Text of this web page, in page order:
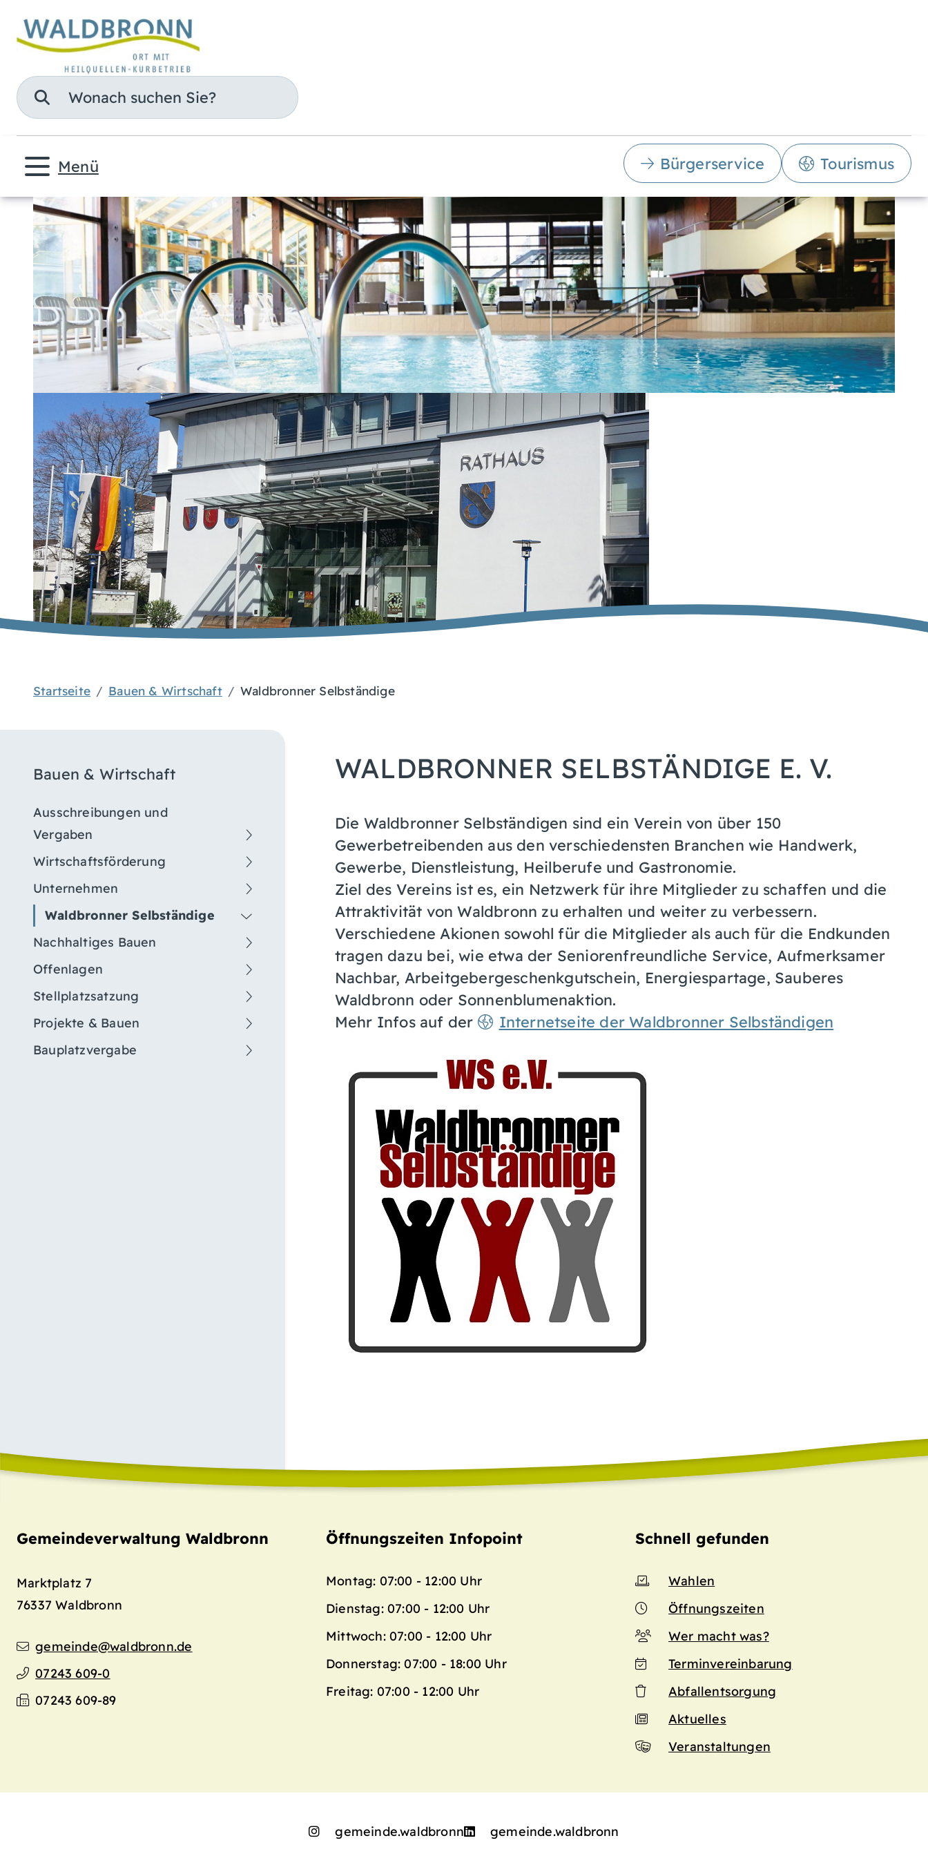
Suche
Menü Bürgerservice Tourismus
Startseite Bauen & Wirtschaft Waldbronner Selbständige
Bauen & Wirtschaft
Ausschreibungen und
Vergaben
Wirtschaftsförderung
Unternehmen
Waldbronner Selbständige
Nachhaltiges Bauen
Offenlagen
Stellplatzsatzung
Projekte & Bauen
Bauplatzvergabe
WALDBRONNER SELBSTÄNDIGE E. V.
Die Waldbronner Selbständigen sind ein Verein von über 150
Gewerbetreibenden aus den verschiedensten Branchen wie Handwerk,
Gewerbe, Dienstleistung, Heilberufe und Gastronomie.
Ziel des Vereins ist es, ein Netzwerk für ihre Mitglieder zu schaffen und die
Attraktivität von Waldbronn zu erhalten und weiter zu verbessern.
Verschiedene Akionen sowohl für die Mitglieder als auch für die Endkunden
tragen dazu bei, wie etwa der Seniorenfreundliche Service, Aufmerksamer
Nachbar, Arbeitgebergeschenkgutschein, Energiespartage, Sauberes
Waldbronn oder Sonnenblumenaktion.
Mehr Infos auf der
Internetseite der Waldbronner Selbständigen
Gemeindeverwaltung Waldbronn
Marktplatz 7
76337 Waldbronn
gemeinde@waldbronn.de
07243 609-0
07243 609-89
Öffnungszeiten Infopoint
Montag: 07:00 - 12:00 Uhr
Dienstag: 07:00 - 12:00 Uhr
Mittwoch: 07:00 - 12:00 Uhr
Donnerstag: 07:00 - 18:00 Uhr
Freitag: 07:00 - 12:00 Uhr
Schnell gefunden
Wahlen
Öffnungszeiten
Wer macht was?
Terminvereinbarung
Abfallentsorgung
Aktuelles
Veranstaltungen
gemeinde.waldbronn gemeinde.waldbronn